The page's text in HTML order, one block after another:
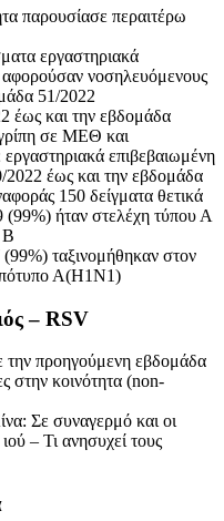
παρουσίασε περαιτέρω
εργαστηριακά
αφορούσαν νοσηλευόμενους
51/2022
έως και την εβδομάδα
σε ΜΕΘ και
επιβεβαιωμένη
2022 έως και την εβδομάδα
150 δείγματα θετικά
(99%) ήταν στελέχη τύπου Α
Β
ταξινομήθηκαν στον
Α(Η1Ν1)
– RSV
την προηγούμενη εβδομάδα
στην κοινότητα (non-